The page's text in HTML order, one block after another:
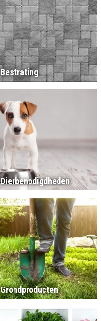
Bestrating
Dierbenodigdheden
Grondproducten